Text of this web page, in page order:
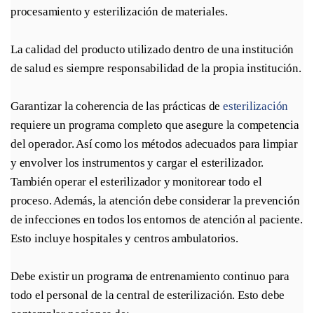
procesamiento y esterilización de materiales.
La calidad del producto utilizado dentro de una institución
de salud es siempre responsabilidad de la propia institución.
Garantizar la coherencia de las prácticas de esterilización
requiere un programa completo que asegure la competencia
del operador. Así como los métodos adecuados para limpiar
y envolver los instrumentos y cargar el esterilizador.
También operar el esterilizador y monitorear todo el
proceso. Además, la atención debe considerar la prevención
de infecciones en todos los entornos de atención al paciente.
Esto incluye hospitales y centros ambulatorios.
Debe existir un programa de entrenamiento continuo para
todo el personal de la central de esterilización. Esto debe